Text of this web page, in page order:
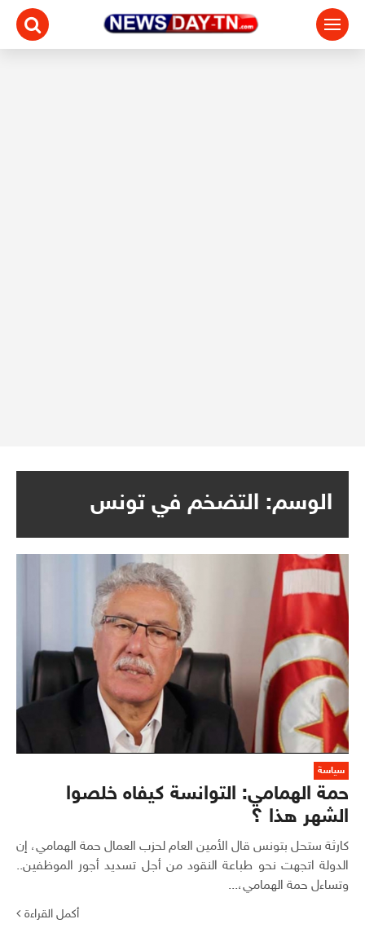
الوسم: التضخم في تونس
سياسة
حمة الهمامي: التوانسة كيفاه خلصوا
الشهر هذا ؟
كارثة ستحل بتونس قال الأمين العام لحزب العمال حمة الهمامي، إن
الدولة اتجهت نحو طباعة النقود من أجل تسديد أجور الموظفين..
وتساءل حمة الهمامي،...
أكمل القراءة